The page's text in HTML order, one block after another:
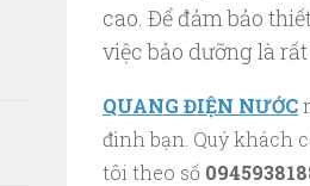
cao. Để đảm bảo
việc bảo dưỡng là
QUANG ĐIỆN NƯỚC
đình bạn. Quý khách
tôi theo số